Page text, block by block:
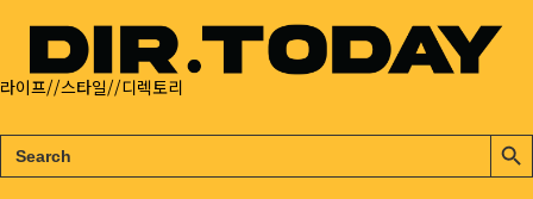
라이프//스타일//디렉토리
검
색:
검
색